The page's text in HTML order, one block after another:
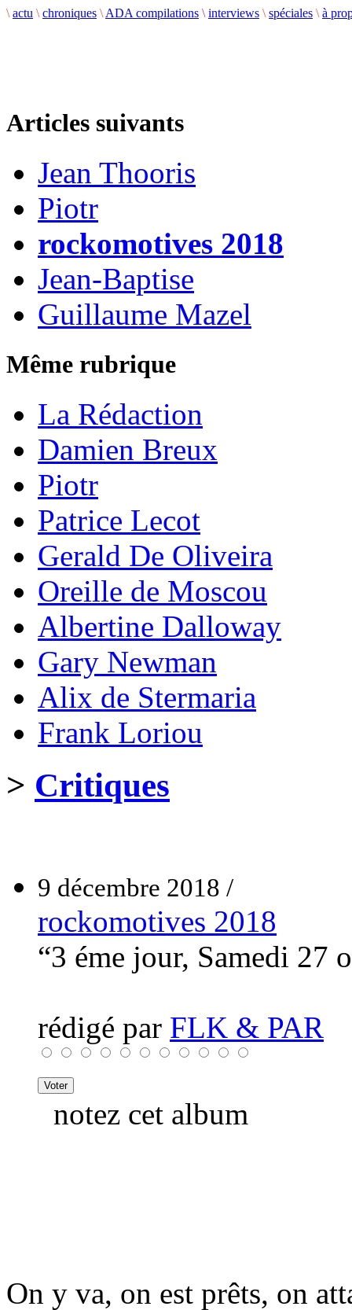
\ actu \ chroniques \ ADA compilations \ interviews \ spéciales \ à
Articles suivants
Jean Thooris
Piotr
rockomotives 2018
Jean-Baptise
Guillaume Mazel
Même rubrique
La Rédaction
Damien Breux
Piotr
Patrice Lecot
Gerald De Oliveira
Oreille de Moscou
Albertine Dalloway
Gary Newman
Alix de Stermaria
Frank Loriou
> Critiques
9 décembre 2018 /
rockomotives 2018
“3 éme jour, Samedi 27
rédigé par FLK & PAR
notez cet album
On y va, on est prêts, on